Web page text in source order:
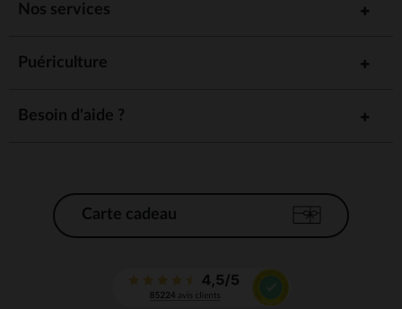
Nos services
Puériculture
Besoin d'aide ?
Carte cadeau